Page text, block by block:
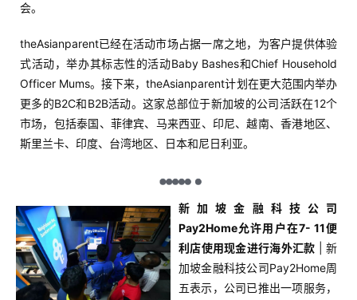
会。
theAsianparent已经在活动市场占据一席之地，为客户提供体验
式活动，举办其标志性的活动Baby Bashes和Chief Household
Officer Mums。接下来，theAsianparent计划在更大范围内举办
更多的B2C和B2B活动。这家总部位于新加坡的公司活跃在12个
市场，包括泰国、菲律宾、马来西亚、印尼、越南、香港地区、
斯里兰卡、印度、台湾地区、日本和尼日利亚。
新加坡金融科技公司
Pay2Home允许用户在7- 11便
利店使用现金进行海外汇款 | 新
加坡金融科技公司Pay2Home周
五表示，公司已推出一项服务，